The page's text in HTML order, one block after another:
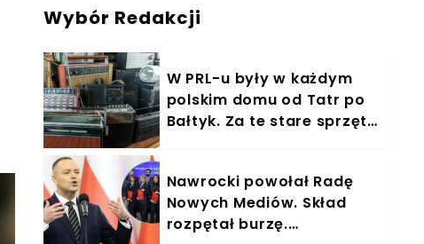
Wybór Redakcji
W PRL-u były w każdym
polskim domu od Tatr po
Bałtyk. Za te stare sprzęty
Nawrocki powołał Radę
Nowych Mediów. Skład
rozpętał burzę.